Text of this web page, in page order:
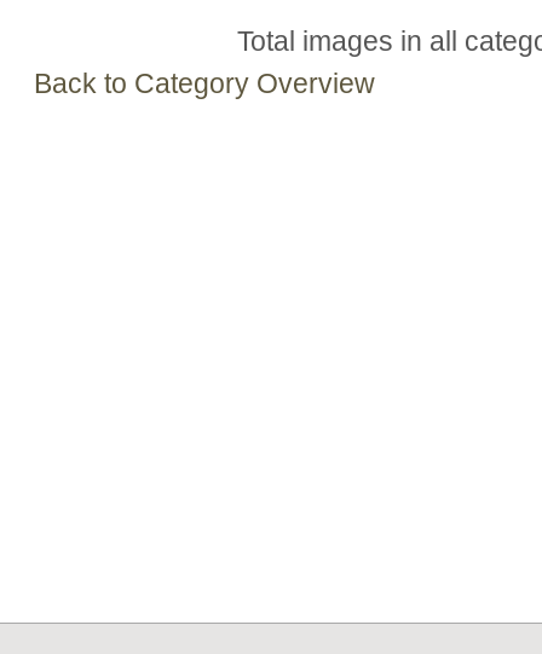
Total images in all
Back to Category Overview